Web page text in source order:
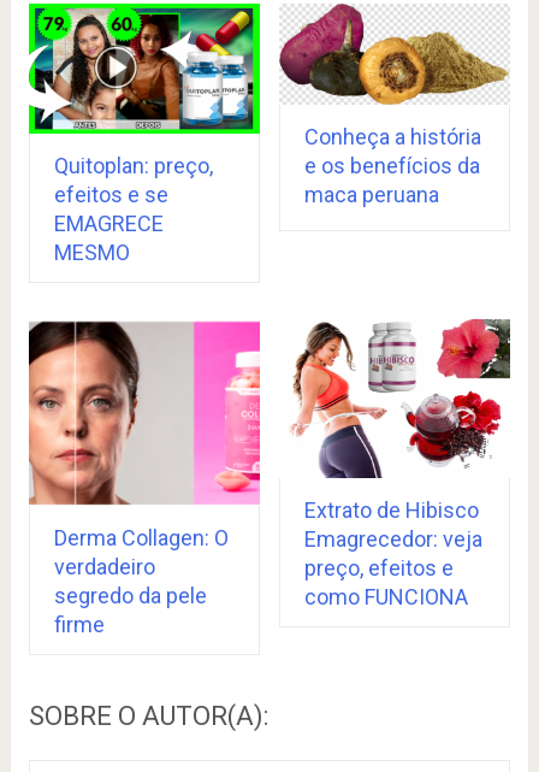
Quitoplan: preço,
efeitos e se
EMAGRECE
MESMO
Conheça a história
e os benefícios da
maca peruana
Derma Collagen: O
verdadeiro
segredo da pele
firme
Extrato de Hibisco
Emagrecedor: veja
preço, efeitos e
como FUNCIONA
SOBRE O AUTOR(A):